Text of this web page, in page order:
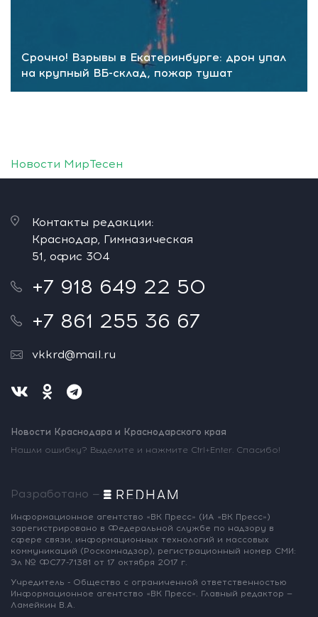
Срочно! Взрывы в Екатеринбурге: дрон упал
на крупный ВБ-склад, пожар тушат
Новости МирТесен
Контакты редакции:
Краснодар, Гимназическая
51, офис 304
+7 918 649 22 50
+7 861 255 36 67
vkkrd@mail.ru
Новости Краснодара и Краснодарского края
Нашли ошибку? Выделите и нажмите Ctrl+Enter. Спасибо!
Разработано —
Информационное агентство «ВК Пресс» (ИА «ВК Пресс»)
зарегистрировано в Федеральной службе по надзору в
сфере связи, информационных технологий и массовых
коммуникаций (Роскомнадзор), регистрационный номер СМИ:
Эл № ФС77-71381 от 17 октября 2017 г.
Учредитель - Общество с ограниченной ответственностью
Информационное агентство «ВК Пресс». Главный редактор —
Ламейкин В.А.